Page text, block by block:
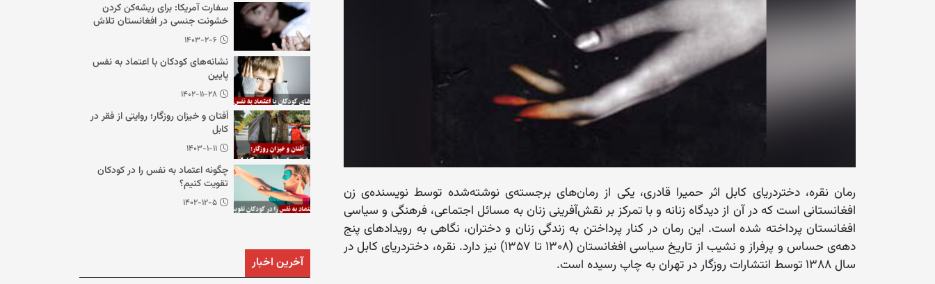
رمان ‌نقره، دختردریای کابل‌ اثر ‌حمیرا قادری، ‌یکی از رمان‌های برجسته‌ی نوشته‌شده توسط نویسنده‌ی زن
افغانستانی ‌است که در آن از دیدگاه زنانه و با تمرکز بر نقش‌آفرینی زنان به مسائل اجتماعی، فرهنگی و سیاسی
افغانستان پرداخته شده است. این رمان در کنار پرداختن به زندگی زنان و دختران، نگاهی به رویدادهای پنج‌
دهه‌ی حساس و پرفراز و نشیب از تاریخ سیاسی افغانستان (۱۳۰۸ تا ۱۳۵۷) ‌نیز دارد. ‌نقره، دختردریای کابل‌ در
سال ۱۳۸۸ توسط انتشارات ‌روزگار‌ در تهران به چاپ رسیده است‌.
سفارت آمریکا: برای ریشه‌کن کردن
خشونت جنسی در افغانستان تلاش
می‌کنیم
۱۴۰۳-۲-۶
نشانه‌های کودکان با اعتماد به نفس
پایین
۱۴۰۲-۱۱-۲۸
اُفتان و خیزان روزگار؛ روایتی از فقر در
کابل
۱۴۰۳-۱-۱۱
چگونه اعتماد به نفس را در کودکان
تقویت کنیم؟
۱۴۰۲-۱۲-۵
آخرین اخبار